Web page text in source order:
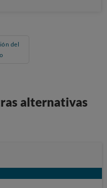
del
alternativas